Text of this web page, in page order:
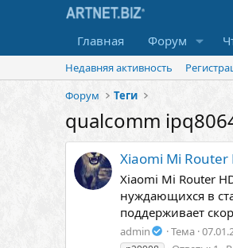
Главная Форум
Недавняя активность
Форум
Теги
qualcomm
Xiaomi Mi
Xiaomi Mi Router
нуждающихся в
поддерживает
admin Тема